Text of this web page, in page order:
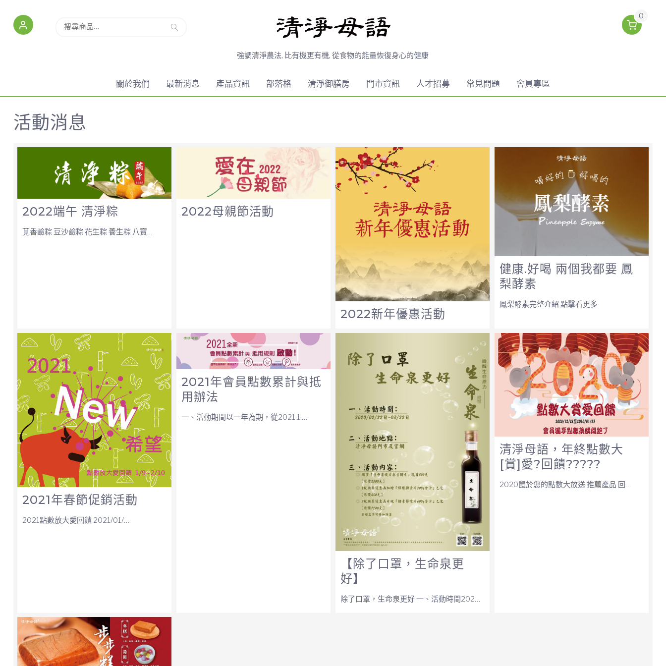
搜尋
0
強調清淨農法, 比有機更有機, 從食物的能量恢復身心的健康
關於我們 最新消息 產品資訊 部落格 清淨御膳房 門市資訊 人才招募 常見問題 會員專區
活動消息
2022端午 清淨粽
莧香鹼粽 豆沙鹼粽 花生粽 養生粽 八寶…
2022母親節活動
2022新年優惠活動
健康.好喝 兩個我都要 鳳
梨酵素
鳳梨酵素完整介紹 點擊看更多
2021年春節促銷活動
2021點數放大愛回饋 2021/01/…
2021年會員點數累計與抵
用辦法
一、活動期間以一年為期，從2021.1.…
【除了口罩，生命泉更
好】
除了口罩，生命泉更好 一、活動時間202…
清淨母語，年終點數大
[賞]愛?回饋?????
2020鼠於您的點數大放送 推薦產品 回…